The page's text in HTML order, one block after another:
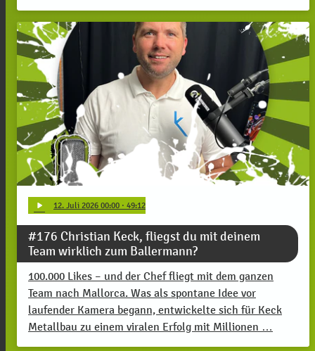
play_arrow 12. Juli 2026 00:00 · 49:12
#176 Christian Keck, fliegst du mit deinem
Team wirklich zum Ballermann?
100.000 Likes – und der Chef fliegt mit dem ganzen
Team nach Mallorca. Was als spontane Idee vor
laufender Kamera begann, entwickelte sich für Keck
Metallbau zu einem viralen Erfolg mit Millionen …